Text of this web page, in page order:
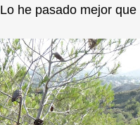
Lo he pasado mejor